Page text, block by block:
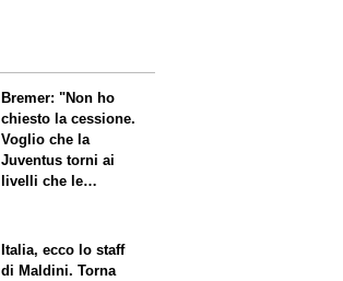
Bremer: "Non ho
chiesto la cessione.
Voglio che la
Juventus torni ai
livelli che le
Italia, ecco lo staff
di Maldini. Torna